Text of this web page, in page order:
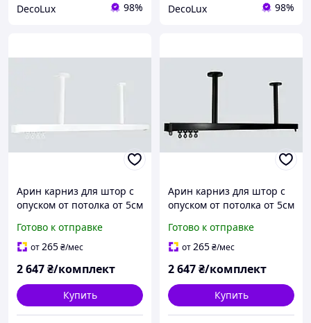
DecoLux 98% DecoLux 98%
Арин карниз для штор с
опуском от потолка от 5см
Готово к отправке
от265₴/мес
2 647₴/комплект
Купить
Арин карниз для штор с
опуском от потолка от 5см
Готово к отправке
от265₴/мес
2 647₴/комплект
Купить